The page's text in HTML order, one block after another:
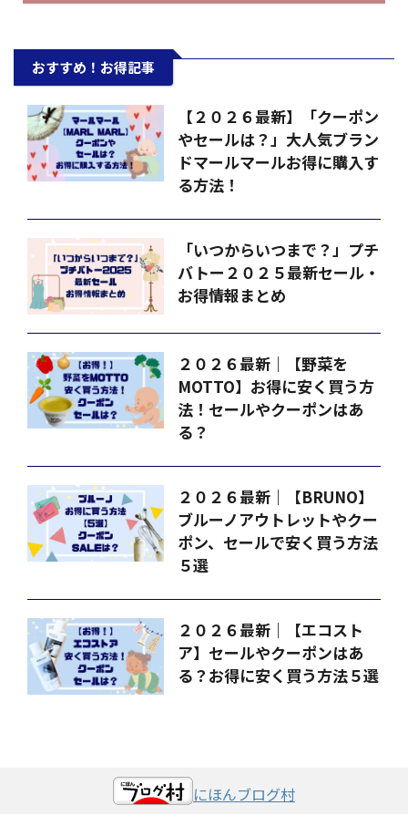
おすすめ！お得記事
【２０２６最新】「クーポン
やセールは？」大人気ブラン
ドマールマールお得に購入す
る方法！
「いつからいつまで？」プチ
バトー２０２５最新セール・
お得情報まとめ
２０２６最新｜【野菜を
MOTTO】お得に安く買う方
法！セールやクーポンはあ
る？
２０２６最新｜【BRUNO】
ブルーノアウトレットやクー
ポン、セールで安く買う方法
５選
２０２６最新｜【エコスト
ア】セールやクーポンはあ
る？お得に安く買う方法５選
にほんブログ村